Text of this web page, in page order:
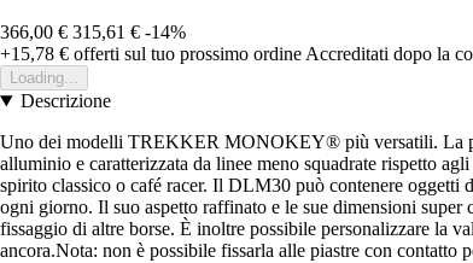
366,00 € 315,61 € -14%
+15,78 € offerti sul tuo prossimo ordine Accreditati dopo la
Loading...
Descrizione
Uno dei modelli TREKKER MONOKEY® più versatili. La
alluminio e caratterizzata da linee meno squadrate rispetto
spirito classico o café racer. Il DLM30 può contenere oggetti
ogni giorno. Il suo aspetto raffinato e le sue dimensioni super
fissaggio di altre borse. È inoltre possibile personalizzare la
ancora.Nota: non è possibile fissarla alle piastre con contatto